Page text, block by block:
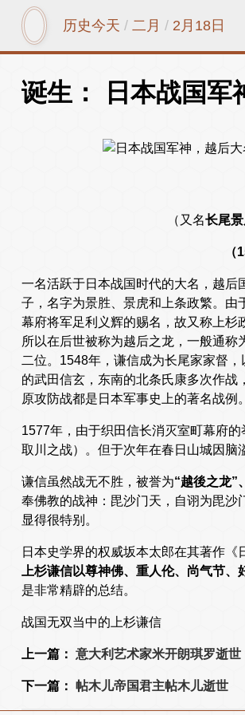
历史今天 / 二月 / 2月18日
诞生： 日本战国军
（又名长尾
一名活跃于日本战国时代的大名，越后
子，名字为景胜、景虎和上条政繁。
幕府将军足利义辉的赐名，故又称上杉
所以在后世被称为越后之龙，一般通
二位。1548年，谦信成为长尾家家督
的武田信玄，东南的北条氏康多次作
原攻防战都是日本军事史上的著名战例。
1577年，由于织田信长消灭室町幕府
取川之战）。但于次年在春日山城因脑
谦信虽然战无不胜，被誉为“越後之龙”
奉佛教的战神：毘沙门天，自诩为毘沙
显得很特别。
日本史学界的权威坂本太郎在其著作《
上杉谦信以尊神佛、重人伦、尚气节
是非常精辟的总结。
战国无双当中的上杉谦信
上一篇： 意大利艺术家米开朗琪罗逝世
下一篇： 帖木儿帝国君主帖木儿逝世